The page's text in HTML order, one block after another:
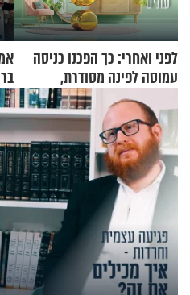
לפני ואחרי: כך הפכנו כניסה
עמוסה לפינה מסודרת,
שימושית ומזמינה